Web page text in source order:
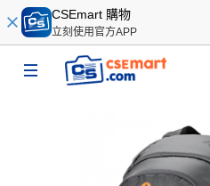
CSEmart 購物
立刻使用官方APP